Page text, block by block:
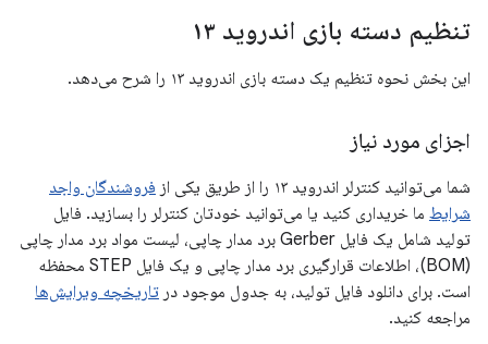
تنظیم دسته بازی اندروید ۱۳
این بخش نحوه تنظیم یک دسته بازی اندروید ۱۳ را شرح می‌دهد.
اجزای مورد نیاز
شما می‌توانید کنترلر اندروید ۱۳ را از طریق یکی از
فروشندگان واجد
شرایط ما خریداری کنید یا می‌توانید خودتان کنترلر را بسازید. فایل
تولید شامل یک فایل Gerber برد مدار چاپی، لیست مواد برد مدار چاپی
(BOM)، اطلاعات قرارگیری برد مدار چاپی و یک فایل STEP محفظه
است. برای دانلود فایل تولید، به جدول موجود در تاریخچه ویرایش‌ها
مراجعه کنید.